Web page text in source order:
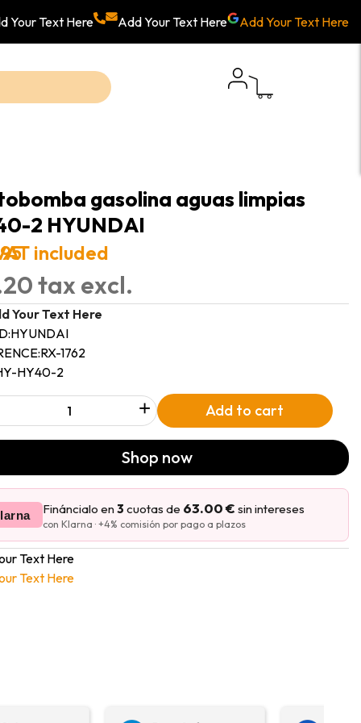
Your Text Here Add Your Text Here Add Your Text Here
gasolina aguas limpias
2 HYUNDAI
included
tax excl.
Your Text Here
HYUNDAI
RX-1762
HY40-2
+ Add to cart
Shop now
Fináncialo en3 cuotas de 63.00 € sin intereses
con Klarna · +4% comisión por pago a plazos
Text Here
Text Here